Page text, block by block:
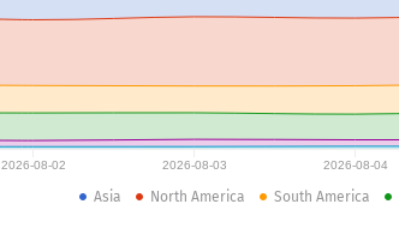
2026-08-02 2026-08-03 2026-08-04
Asia North America South America